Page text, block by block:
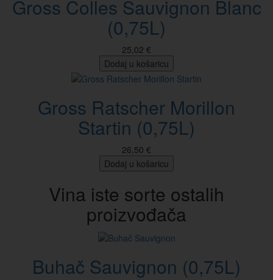
Gross Colles Sauvignon Blanc
(0,75L)
25,02 €
Dodaj u košaricu
Gross Ratscher Morillon
Startin (0,75L)
26,50 €
Dodaj u košaricu
Vina iste sorte ostalih
proizvođača
Buhač Sauvignon (0,75L)